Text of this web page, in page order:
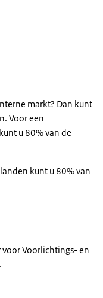
markt? Dan kunt
Voor een
u 80% van de
kunt u 80% van
Voorlichtings- en